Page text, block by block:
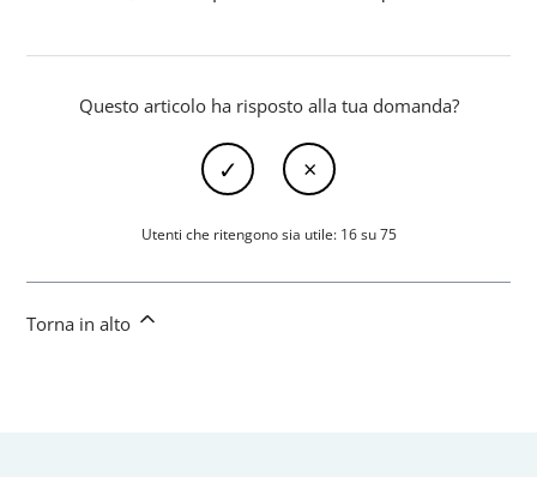
Questo articolo ha risposto alla tua domanda?
Utenti che ritengono sia utile: 16 su 75
Torna in alto